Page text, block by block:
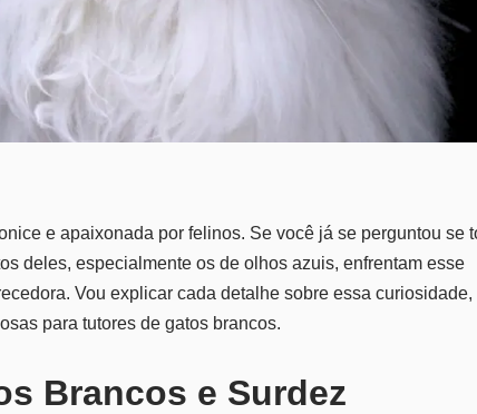
e apaixonada por felinos. Se você já se perguntou se
deles, especialmente os de olhos azuis, enfrentam esse
Vou explicar cada detalhe sobre essa curiosidade,
para tutores de gatos brancos.
Brancos e Surdez